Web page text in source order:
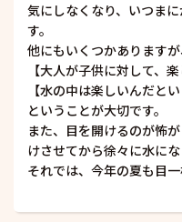
気にしなくなり、いつま
す。
他にもいくつかあります
【大人が子供に対して、
【水の中は楽しいんだと
ということが大切です。
また、目を開けるのが怖
けさせてから徐々に水にな
それでは、今年の夏も目